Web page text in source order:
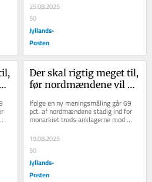
25.08.2025
50
Jyllands-
Posten
Der skal rigtig meget til,
før nordmændene vil
Ifølge en ny meningsmåling går 69
pct. af nordmændene stadig ind for
monarkiet trods anklagerne mod
Marius Borg Høiby, mens kun 19 pct.
ønsker...
19.08.2025
50
Jyllands-
Posten